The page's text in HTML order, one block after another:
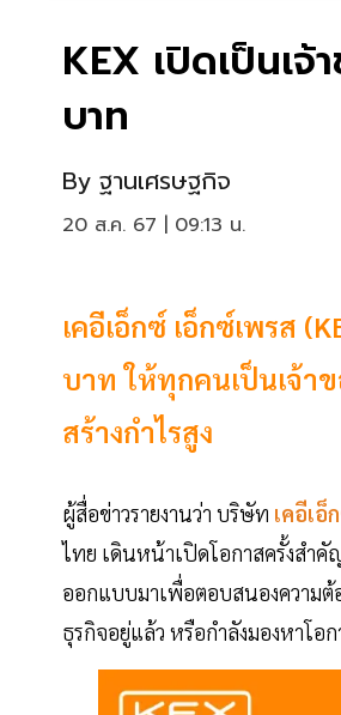
KEX เปิดเป็นเ
บาท
By ฐานเศรษฐกิจ
20 ส.ค. 67 | 09:13 น.
เคอีเอ็กซ์ เอ็กซ์เพรส
บาท ให้ทุกคนเป็นเจ้า
สร้างกำไรสูง
ผู้สื่อข่าวรายงานว่า บริษัท เคอีเอ็
ไทย เดินหน้าเปิดโอกาสครั้งสำ
ออกแบบมาเพื่อตอบสนองความต้
ธุรกิจอยู่แล้ว หรือกำลังมองหาโอ